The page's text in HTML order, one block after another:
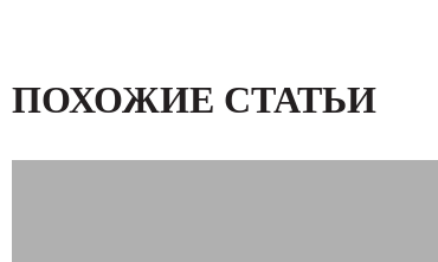
ПОХОЖИЕ СТАТЬИ